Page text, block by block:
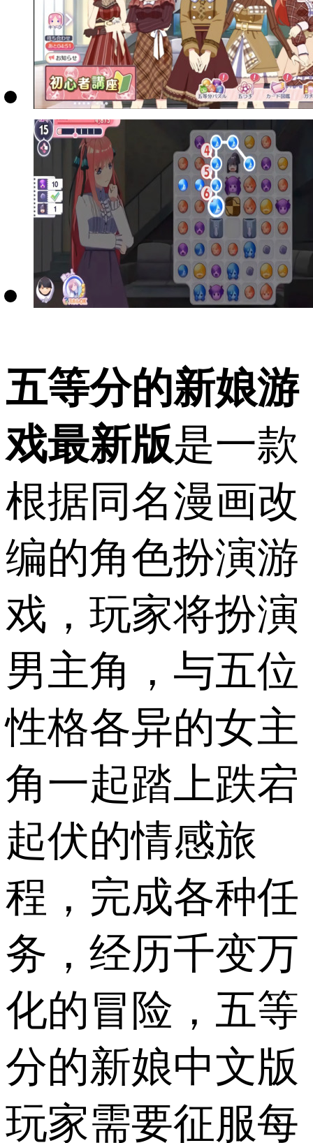
五等分的新娘游
戏最新版是一款
根据同名漫画改
编的角色扮演游
戏，玩家将扮演
男主角，与五位
性格各异的女主
角一起踏上跌宕
起伏的情感旅
程，完成各种任
务，经历千变万
化的冒险，五等
分的新娘中文版
玩家需要征服每